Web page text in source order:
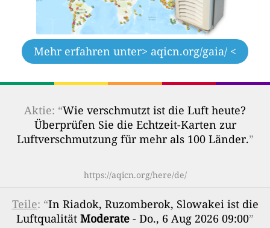
Mehr erfahren unter> aqicn.org/gaia/ <
Aktie: “Wie verschmutzt ist die Luft heute?
Überprüfen Sie die Echtzeit-Karten zur
Luftverschmutzung für mehr als 100 Länder.”
https://aqicn.org/here/de/
Teile: “In Riadok, Ruzomberok, Slowakei ist die
Luftqualität Moderate - Do., 6 Aug 2026 09:00”